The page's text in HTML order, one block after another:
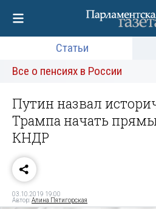
Статьи
Все о пенсиях в России
Путин назвал
Трампа начать
КНДР
03.10.2019 19:00
Автор:Алина Пятигорская